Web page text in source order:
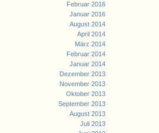
Februar 2016
Januar 2016
August 2014
April 2014
März 2014
Februar 2014
Januar 2014
Dezember 2013
November 2013
Oktober 2013
September 2013
August 2013
Juli 2013